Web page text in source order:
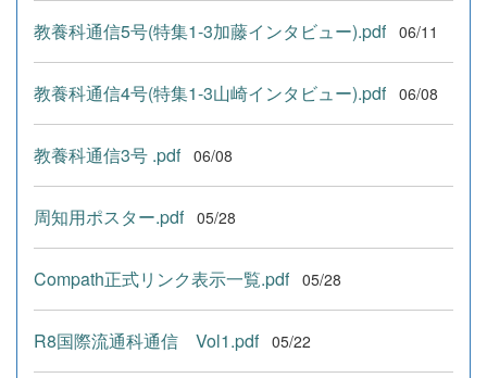
教養科通信5号(特集1-3加藤インタビュー).pdf 06/11
教養科通信4号(特集1-3山崎インタビュー).pdf 06/08
教養科通信3号 .pdf 06/08
周知用ポスター.pdf 05/28
Compath正式リンク表示一覧.pdf 05/28
R8国際流通科通信 Vol1.pdf 05/22